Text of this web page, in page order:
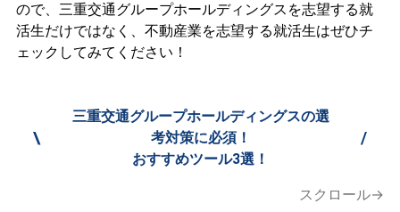
ので、三重交通グループホールディングスを志望する就
活生だけではなく、不動産業を志望する就活生はぜひチ
ェックしてみてください！
\
三重交通グループホールディングスの選
考対策に必須！
おすすめツール3選！
/
スクロール→